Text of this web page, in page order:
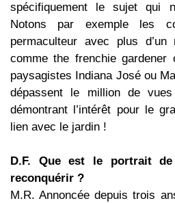
spécifiquement le sujet qui
Notons par exemple les
permaculteur avec plus d’un
comme the frenchie gardener
paysagistes Indiana José ou
dépassent le million de
démontrant l’intérêt pour le
lien avec le jardin !
D.F. Que est le portrait
reconquérir ?
M.R. Annoncée depuis trois